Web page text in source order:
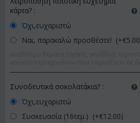
κάρτα? :
Όχι,ευχαριστώ
Ναι, παρακαλώ προσθέστε! (+€5.00
Συνοδευτικά σοκολατάκια? :
Όχι,ευχαριστώ
Συσκευασία (16τεμ.) (+€12.00)